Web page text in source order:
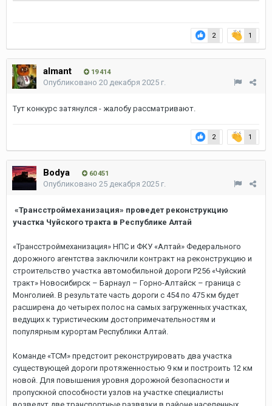
2 1
almant 19 414
Опубликовано 20 декабря 2025 г.
Тут конкурс затянулся - жалобу рассматривают.
2 1
Bodya 60 451
Опубликовано 25 декабря 2025 г.
«Трансстроймеханизация» проведет реконструкцию
участка Чуйского тракта в Республике Алтай
«Трансстроймеханизация» НПС и ФКУ «Алтай» Федерального
дорожного агентства заключили контракт на реконструкцию и
строительство участка автомобильной дороги Р256 «Чуйский
тракт» Новосибирск – Барнаул – Горно-Алтайск – граница с
Монголией. В результате часть дороги с 454 по 475 км будет
расширена до четырех полос на самых загруженных участках,
ведущих к туристическим достопримечательностям и
популярным курортам Республики Алтай.
Команде «ТСМ» предстоит реконструировать два участка
существующей дороги протяженностью 9 км и построить 12 км
новой. Для повышения уровня дорожной безопасности и
пропускной способности узлов на участке специалисты